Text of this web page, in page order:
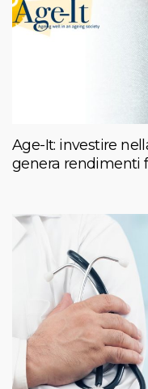
Age-It: investire
genera rendimenti